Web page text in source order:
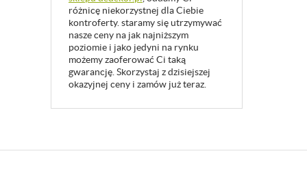
różnicę niekorzystnej dla Ciebie
kontroferty. staramy się utrzymywać
nasze ceny na jak najniższym
poziomie i jako jedyni na rynku
możemy zaoferować Ci taką
gwarancję. Skorzystaj z dzisiejszej
okazyjnej ceny i zamów już teraz.